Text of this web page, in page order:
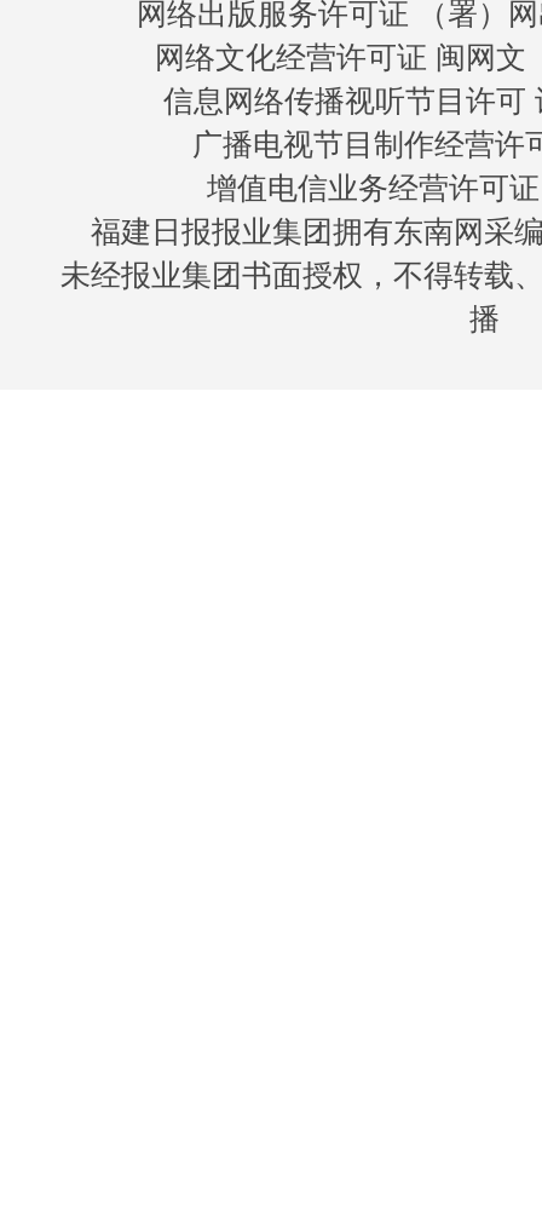
网络出版服务许可证 （署）
网络文化经营许可证 闽网文
信息网络传播视听节目许可
广播电视节目制作经营许
增值电信业务经营许可
福建日报报业集团拥有东南网采
未经报业集团书面授权，不得转载
播